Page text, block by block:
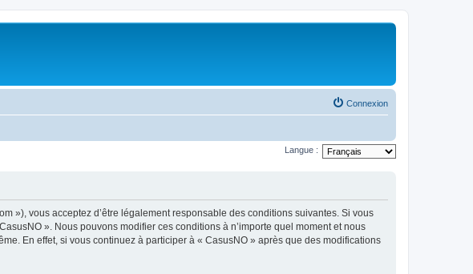
Connexion
Langue :
»), vous acceptez d’être légalement responsable des conditions suivantes. Si vous
». Nous pouvons modifier ces conditions à n’importe quel moment et nous
En effet, si vous continuez à participer à « CasusNO » après que des modifications